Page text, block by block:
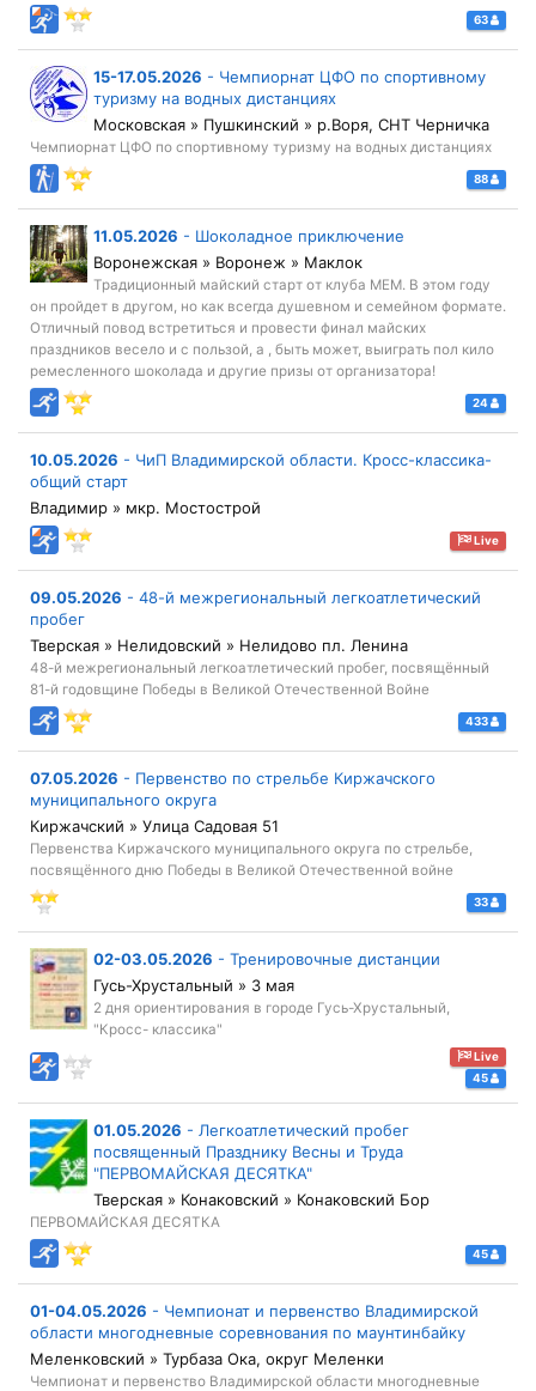
63
15-17.05.2026 - Чемпиорнат ЦФО по спортивному
туризму на водных дистанциях
Московская » Пушкинский » р.Воря, СНТ Черничка
Чемпиорнат ЦФО по спортивному туризму на водных дистанциях
88
11.05.2026 - Шоколадное приключение
Воронежская » Воронеж » Маклок
Традиционный майский старт от клуба МЕМ. В этом году
он пройдет в другом, но как всегда душевном и семейном формате.
Отличный повод встретиться и провести финал майских
праздников весело и с пользой, а , быть может, выиграть пол кило
ремесленного шоколада и другие призы от организатора!
24
10.05.2026 - ЧиП Владимирской области. Кросс-классика-
общий старт
Владимир » мкр. Мостострой
Live
09.05.2026 - 48-й межрегиональный легкоатлетический
пробег
Тверская » Нелидовский » Нелидово пл. Ленина
48-й межрегиональный легкоатлетический пробег, посвящённый
81-й годовщине Победы в Великой Отечественной Войне
433
07.05.2026 - Первенство по стрельбе Киржачского
муниципального округа
Киржачский » Улица Садовая 51
Первенства Киржачского муниципального округа по стрельбе,
посвящённого дню Победы в Великой Отечественной войне
33
02-03.05.2026 - Тренировочные дистанции
Гусь-Хрустальный » 3 мая
2 дня ориентирования в городе Гусь-Хрустальный,
"Кросс- классика"
Live
45
01.05.2026 - Легкоатлетический пробег
посвященный Празднику Весны и Труда
"ПЕРВОМАЙСКАЯ ДЕСЯТКА"
Тверская » Конаковский » Конаковский Бор
ПЕРВОМАЙСКАЯ ДЕСЯТКА
45
01-04.05.2026 - Чемпионат и первенство Владимирской
области многодневные соревнования по маунтинбайку
Меленковский » Турбаза Ока, округ Меленки
Чемпионат и первенство Владимирской области многодневные